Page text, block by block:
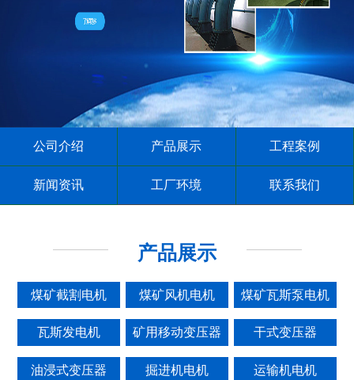
公司介绍 产品展示 工程案例
新闻资讯 工厂环境 联系我们
产品展示
煤矿截割电机 煤矿风机电机 煤矿瓦斯泵电机
瓦斯发电机 矿用移动变压器 干式变压器
油浸式变压器 掘进机电机 运输机电机